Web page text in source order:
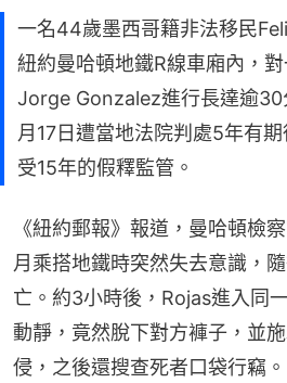
一名44歲墨西哥籍非法移民
紐約曼哈頓地鐵R線車廂內，
Jorge Gonzalez進行長達逾30
月17日遭當地法院判處5年有
受15年的假釋監管。
《紐約郵報》報道，曼哈頓檢
月乘搭地鐵時突然失去意識，
亡。約3小時後，Rojas進入同
動靜，竟然脫下對方褲子，並
侵，之後還搜查死者口袋行竊。